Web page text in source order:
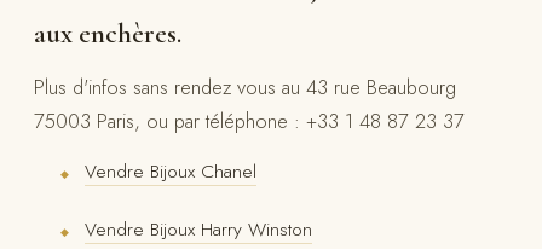
aux enchères.
Plus d'infos sans rendez vous au 43 rue Beaubourg
75003 Paris, ou par téléphone : +33 1 48 87 23 37
◆ Vendre Bijoux Chanel
◆ Vendre Bijoux Harry Winston